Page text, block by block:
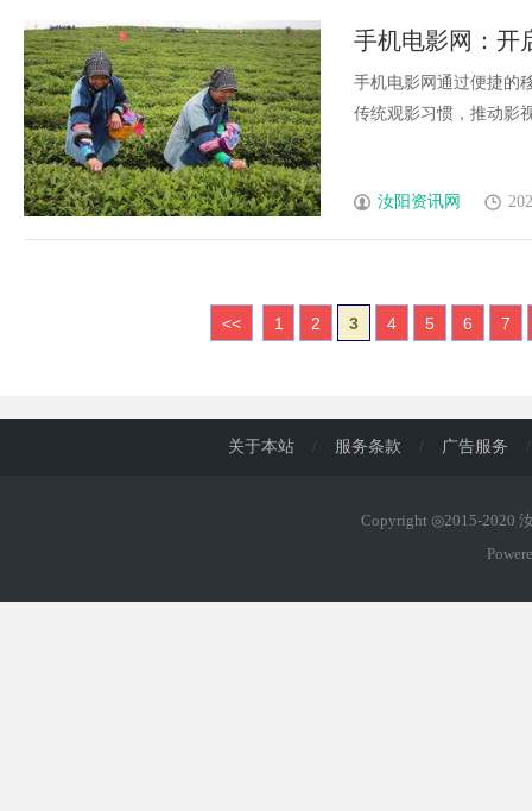
手机电影网：开
手机电影网通过便捷的
传统观影习惯，推动影
汝阳资讯网
<< 1 2 3 4 5 6 7
关于本站 / 服务条款 / 广告服务 /
Copyright ◎2015-2020